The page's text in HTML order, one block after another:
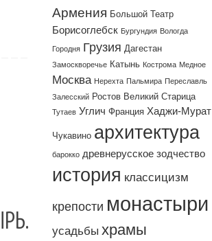
Армения Большой Театр
Борисоглебск Бургундия Вологда
Городня Грузия Дагестан
Замоскворечье Катынь Кострома Медное
Москва Нерехта Пальмира Переславль
Залесский Ростов Великий Старица
Тутаев Углич Франция Хаджи-Мурат
Чукавино архитектура
барокко древнерусское зодчество
история классицизм
крепости монастыри
усадьбы храмы